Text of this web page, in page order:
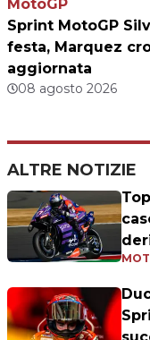
MotoGP
Sprint MotoGP
festa, Marquez
aggiornata
08 agosto 2026
ALTRE NOTIZIE